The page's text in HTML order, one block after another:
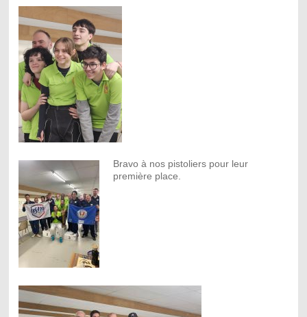
Bravo à nos pistoliers pour leur
première place.